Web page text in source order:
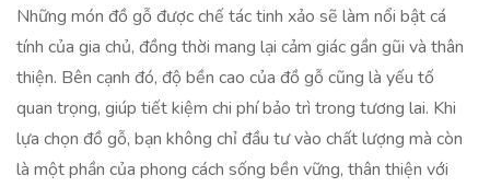
Những món đồ gỗ được chế tác tinh xảo sẽ làm nổi bật cá
tính của gia chủ, đồng thời mang lại cảm giác gần gũi và thân
thiện. Bên cạnh đó, độ bền cao của đồ gỗ cũng là yếu tố
quan trọng, giúp tiết kiệm chi phí bảo trì trong tương lai. Khi
lựa chọn đồ gỗ, bạn không chỉ đầu tư vào chất lượng mà còn
là một phần của phong cách sống bền vững, thân thiện với